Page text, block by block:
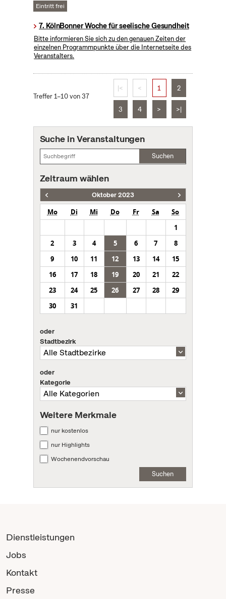
Eintritt frei
7. KölnBonner Woche für seelische Gesundheit
Bitte informieren Sie sich zu den genauen Zeiten der
einzelnen Programmpunkte über die Internetseite des
Veranstalters.
Treffer 1–10 von 37
|< < 1 2
3 4 > >|
Suche in Veranstaltungen
Suchen
Zeitraum wählen
Oktober 2023
Mo Di Mi Do Fr Sa
So
1
2
3 4 5 6 7
8
9
10 11 12 13 14
15
16
17 18 19 20 21
22
23
24 25 26 27 28
29
30
31
oder
Stadtbezirk
oder
Kategorie
Weitere Merkmale
nur kostenlos
nur Highlights
Wochenendvorschau
Suchen
Dienstleistungen
Jobs
Kontakt
Presse